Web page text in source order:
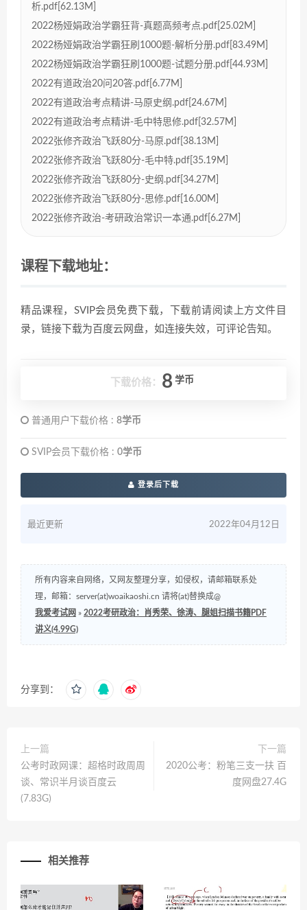
析.pdf[62.13M]
2022杨娅娟政治学霸狂背-真题高频考点.pdf[25.02M]
2022杨娅娟政治学霸狂刷1000题-解析分册.pdf[83.49M]
2022杨娅娟政治学霸狂刷1000题-试题分册.pdf[44.93M]
2022有道政治20问20答.pdf[6.77M]
2022有道政治考点精讲-马原史纲.pdf[24.67M]
2022有道政治考点精讲-毛中特思修.pdf[32.57M]
2022张修齐政治飞跃80分-马原.pdf[38.13M]
2022张修齐政治飞跃80分-毛中特.pdf[35.19M]
2022张修齐政治飞跃80分-史纲.pdf[34.27M]
2022张修齐政治飞跃80分-思修.pdf[16.00M]
2022张修齐政治-考研政治常识一本通.pdf[6.27M]
课程下载地址：
精品课程，SVIP会员免费下载，下载前请阅读上方文件目
录，链接下载为百度云网盘，如连接失效，可评论告知。
下载价格： 8 学币
普通用户下载价格 : 8学币
SVIP会员下载价格 : 0学币
登录后下载
最近更新 2022年04月12日
所有内容来自网络，又网友整理分享，如侵权，请邮箱联系处
理，邮箱：server(at)woaikaoshi.cn 请将(at)替换成@
我爱考试网 » 2022考研政治：肖秀荣、徐涛、腿姐扫描书籍PDF
讲义(4.99G)
分享到：
上一篇
公考时政网课：超格时政周周
谈、常识半月谈百度云
(7.83G)
下一篇
2020公考：粉笔三支一扶 百
度网盘27.4G
相关推荐